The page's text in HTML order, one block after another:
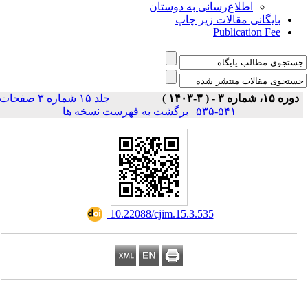
اطلاع‌رسانی به دوستان
بایگانی مقالات زیر چاپ
Publication Fee
دوره ۱۵، شماره ۳ - ( ۳-۱۴۰۳ )
جلد ۱۵ شماره ۳ صفحات
۵۴۱-۵۳۵
|برگشت به فهرست نسخه ها
‎ 10.22088/cjim.15.3.535